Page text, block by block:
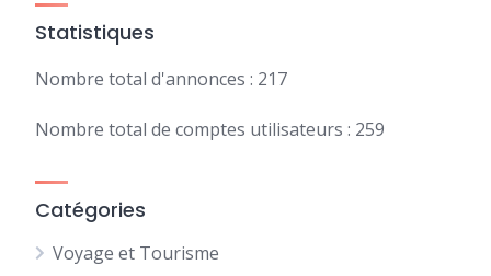
Statistiques
Nombre total d'annonces : 217
Nombre total de comptes utilisateurs : 259
Catégories
Voyage et Tourisme